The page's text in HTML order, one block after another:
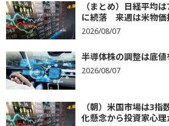
（まとめ）日経平均
に続落 来週は米物価
2026/08/07
半導体株の調整は底
2026/08/07
（朝）米国市場は3
化懸念から投資家心